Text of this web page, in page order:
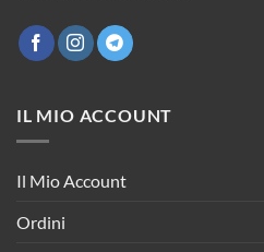
IL MIO ACCOUNT
Il Mio Account
Ordini